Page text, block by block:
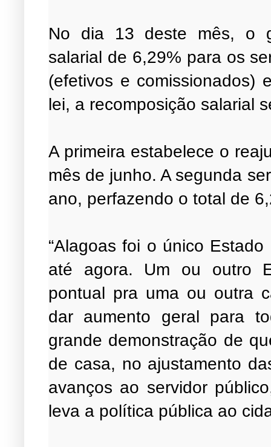
No dia 13 deste mês, o
salarial de 6,29% para os
(efetivos e comissionados)
lei, a recomposição salarial
A primeira estabelece o
mês de junho. A segunda
ano, perfazendo o total de
“Alagoas foi o único
até agora. Um ou outro
pontual pra uma ou outra
dar aumento geral para
grande demonstração de
de casa, no ajustamento
avanços ao servidor
leva a política pública ao